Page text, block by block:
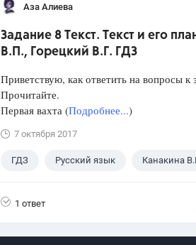
Аза Алиева
Задание 8 Текст. Текст и его
В.П., Горецкий В.Г. ГДЗ
Приветствую, как ответить на вопросы к
Прочитайте.
Первая вахта (Подробнее...)
7 октября 2017
ГДЗ Русский язык Канакина
1 ответ